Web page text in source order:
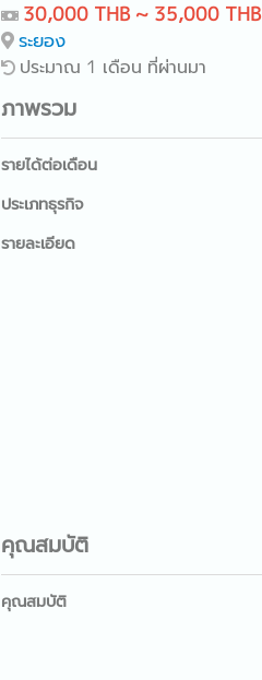
30,000 THB ~ 35,000 THB
ระยอง
ประมาณ 1 เดือน ที่ผ่านมา
ภาพรวม
รายได้ต่อเดือน
ประเภทธุรกิจ
รายละเอียด
คุณสมบัติ
คุณสมบัติ